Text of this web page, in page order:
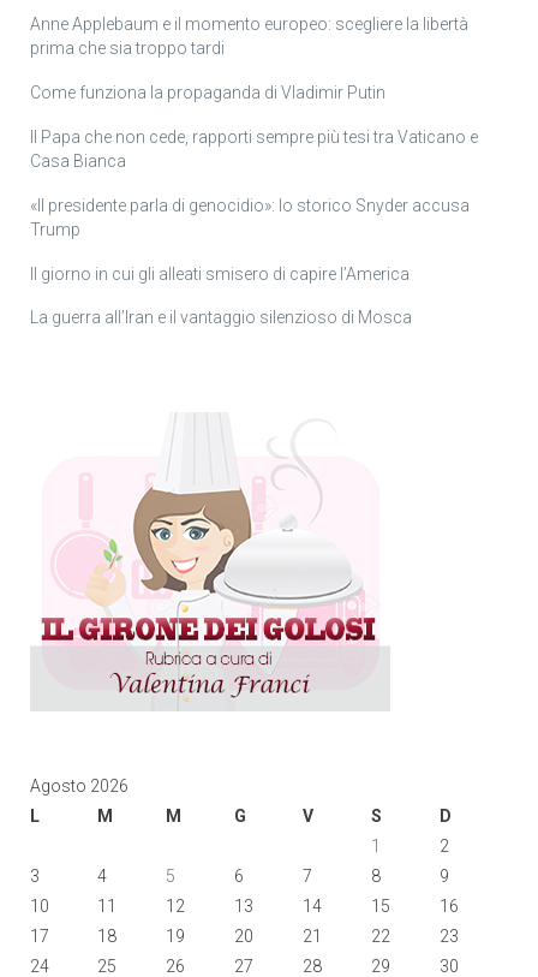
Anne Applebaum e il momento europeo: scegliere la libertà
prima che sia troppo tardi
Come funziona la propaganda di Vladimir Putin
Il Papa che non cede, rapporti sempre più tesi tra Vaticano e
Casa Bianca
«Il presidente parla di genocidio»: lo storico Snyder accusa
Trump
Il giorno in cui gli alleati smisero di capire l’America
La guerra all’Iran e il vantaggio silenzioso di Mosca
Agosto 2026
L
M M G V S
D
1
2
3
4 5 6 7 8
9
10
11 12 13 14 15
16
17
18 19 20 21 22
23
24
25 26 27 28 29
30